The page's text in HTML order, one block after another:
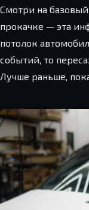
Смотри на
прокачке — эта
потолок
событий, то
Лучше раньше,